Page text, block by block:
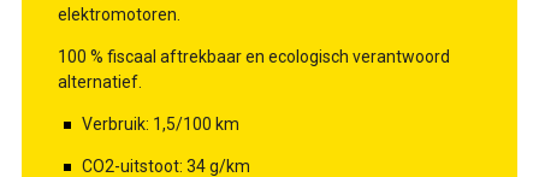
elektromotoren.
100 % fiscaal aftrekbaar en ecologisch verantwoord
alternatief.
Verbruik: 1,5/100 km
CO2-uitstoot: 34 g/km